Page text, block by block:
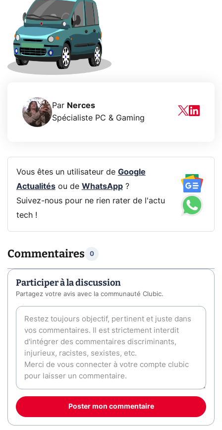
Par Nerces
Spécialiste PC & Gaming
Vous êtes un utilisateur de Google
Actualitésou de WhatsApp?
Suivez-nous pour ne rien rater de l'actu
tech !
Commentaires 0
Participer à la discussion
Partagez votre avis avec la communauté Clubic.
Poster mon commentaire